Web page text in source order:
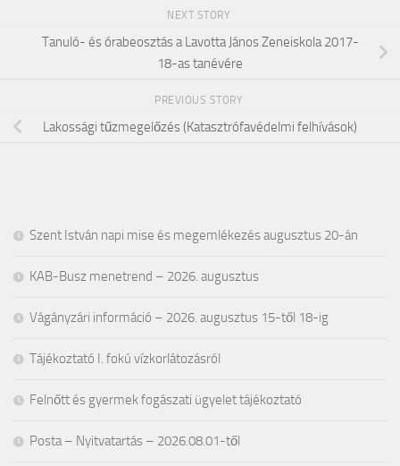
NEXT STORY
Tanuló- és órabeosztás a Lavotta János Zeneiskola 2017-
18-as tanévére
PREVIOUS STORY
Lakossági tűzmegelőzés (Katasztrófavédelmi felhívások)
Szent István napi mise és megemlékezés augusztus 20-án
KAB-Busz menetrend – 2026. augusztus
Vágányzári információ – 2026. augusztus 15-től 18-ig
Tájékoztató I. fokú vízkorlátozásról
Felnőtt és gyermek fogászati ügyelet tájékoztató
Posta – Nyitvatartás – 2026.08.01-től